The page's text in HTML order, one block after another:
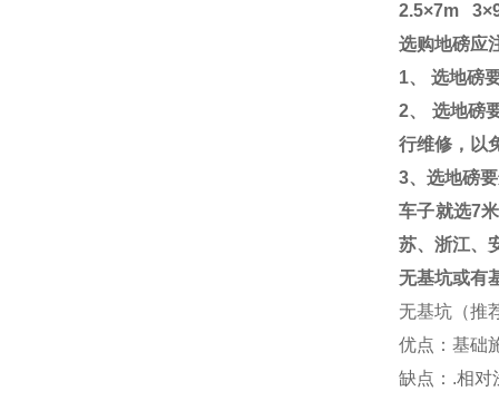
2.5×7m
选购地磅应
1、
选地磅
2、
选地磅
行维修，以
3、选地磅
车子就选7
苏、浙江、
无基坑或有
无基坑（推
优点：基础
缺点： .相对